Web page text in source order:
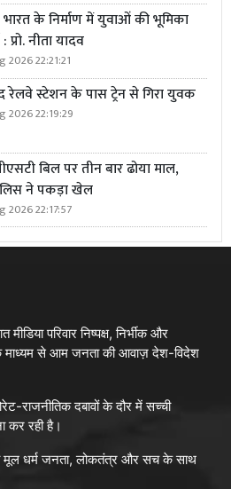
के निर्माण में युवाओं की भूमिका
प्रो. नीता यादव
2026 22:21:21
रेलवे स्टेशन के पास ट्रेन से गिरा युवक
2026 22:19:29
बिल पर तीन बार ढोया माल,
ने पकड़ा खेल
2026 22:17:57
परिवार निष्पक्ष, निर्भीक और
माध्यम से आम जनता की आवाज़ देश-विदेश
राजनीतिक दबावों के दौर में सच्ची
कर रही है।
का मूल धर्म जनता, लोकतंत्र और सच के साथ